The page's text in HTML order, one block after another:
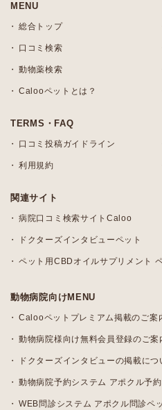
MENU
総合トップ
口コミ検索
動物薬検索
Calooペットとは？
TERMS・FAQ
口コミ投稿ガイドライン
利用規約
関連サイト
病院口コミ検索サイトCaloo
ドクターズインタビューペット
ペット用CBDオイルサプリメント
動物病院向けMENU
Calooペットプレミアム掲載のご案
動物病院様向け無料会員登録のご案
ドクターズインタビューの掲載につ
動物病院予約システム アポクル予約
WEB問診システム アポクル問診ペ